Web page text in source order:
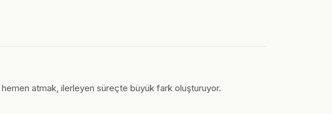
atmak, ilerleyen süreçte büyük fark oluşturuyor.